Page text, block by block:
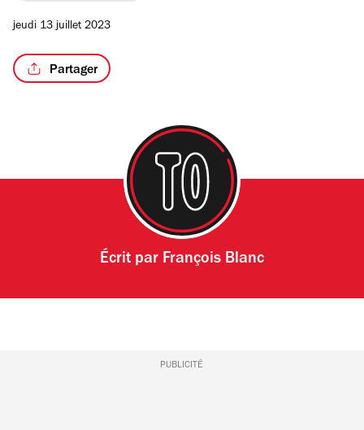
jeudi 13 juillet 2023
Partager
Écrit par François Blanc
PUBLICITÉ